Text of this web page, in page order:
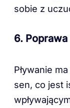
sobie z
6.
Pływanie
sen, co jest